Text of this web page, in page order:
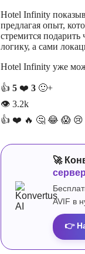
Hotel Infinity
предлагая опыт,
стремится подарить
логику, а сами
Hotel Infinity уже
👍 5 ❤️ 3 🙂+
👁 3.2k
👍 ❤️ 🔥 🤔 😂 😱 😢
🚀
сервер
AVIF в
👉